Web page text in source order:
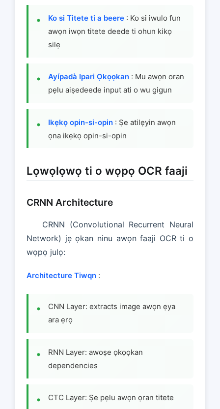
Ko si Titete ti a beere : Ko si iwulo fun
awọn iwọn titete deede ti ohun kikọ
silẹ
Ayípadà Ipari Ọkọọkan : Mu awọn oran
pẹlu aiṣedeede input ati o wu gigun
Ikẹkọ opin-si-opin : Ṣe atilẹyin awọn
ọna ikẹkọ opin-si-opin
Lọwọlọwọ ti o wọpọ OCR faaji
CRNN Architecture
CRNN (Convolutional Recurrent Neural
Network) jẹ ọkan ninu awọn faaji OCR ti o
wọpọ julọ:
Architecture Tiwqn :
CNN Layer: extracts image awọn ẹya
ara ẹrọ
RNN Layer: awoṣe ọkọọkan
dependencies
CTC Layer: Ṣe pẹlu awọn ọran titete